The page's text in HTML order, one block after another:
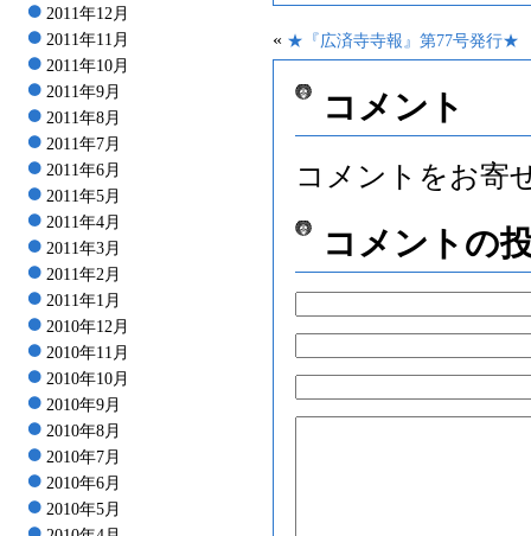
2011年12月
2011年11月
2011年10月
2011年9月
2011年8月
2011年7月
2011年6月
2011年5月
2011年4月
2011年3月
2011年2月
2011年1月
2010年12月
2010年11月
2010年10月
2010年9月
2010年8月
2010年7月
2010年6月
2010年5月
« ★『広済寺寺報』第77号発行★
コメント
コメントをお寄
コメントの